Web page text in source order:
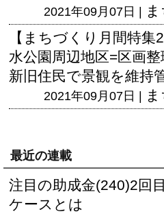
2021年09月07日 |
【まちづくり月間特
水公園周辺地区=区画整
新旧住民で景観を維持
2021年09月07日 |
最近の連載
注目の助成金(240)2回
ケースとは